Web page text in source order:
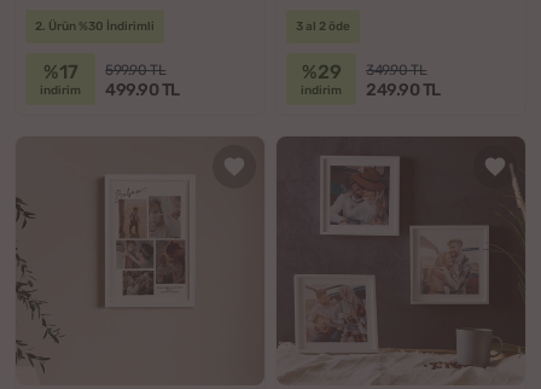
2. Ürün %30 İndirimli
%17
indirim
599.90 TL
499.90 TL
3 al 2 öde
%29
indirim
349.90 TL
249.90 TL